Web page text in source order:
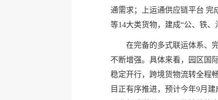
通需求；上运通供应链平台 完
等14大类货物，建成“公、铁
在完备的多式联运体系、
不断增强。具体来看，园区国
稳定开行，跨境货物流转全程
目正有序推进，预计今年9月